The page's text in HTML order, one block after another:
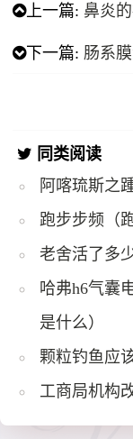
上一篇: 鼻炎
下一篇: 肠系
同类阅读
阿喀琉斯之
跑步步频（
老舍活了多
哈弗h6气囊
是什么）
颗粒钓鱼应
工商局机构